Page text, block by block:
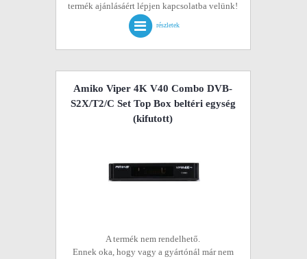
termék ajánlásáért lépjen kapcsolatba velünk!
részletek
Amiko Viper 4K V40 Combo DVB-
S2X/T2/C Set Top Box beltéri egység
(kifutott)
A termék nem rendelhető.
Ennek oka, hogy vagy a gyártónál már nem